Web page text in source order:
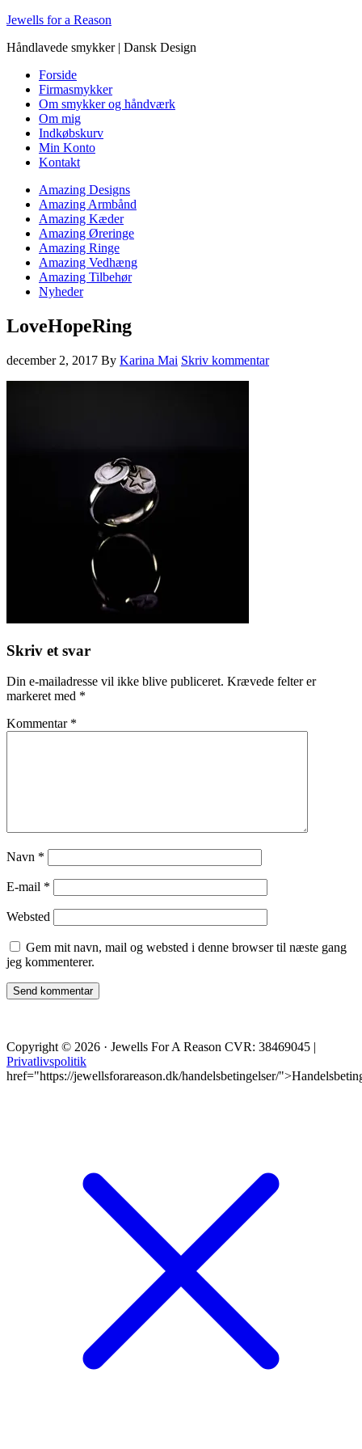
Jewells for a Reason
Håndlavede smykker | Dansk Design
Forside
Firmasmykker
Om smykker og håndværk
Om mig
Indkøbskurv
Min Konto
Kontakt
Amazing Designs
Amazing Armbånd
Amazing Kæder
Amazing Øreringe
Amazing Ringe
Amazing Vedhæng
Amazing Tilbehør
Nyheder
LoveHopeRing
december 2, 2017 By Karina Mai Skriv kommentar
Skriv et svar
Din e-mailadresse vil ikke blive publiceret. Krævede felter er
markeret med *
Kommentar *
Navn *
E-mail *
Websted
Gem mit navn, mail og websted i denne browser til næste gang
jeg kommenterer.
Copyright © 2026 · Jewells For A Reason CVR: 38469045 |
Privatlivspolitik
href="https://jewellsforareason.dk/handelsbetingelser/